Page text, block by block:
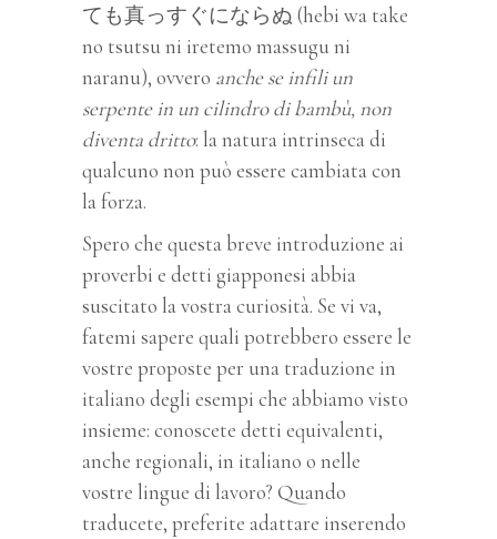
ても真っすぐにならぬ (hebi wa take
no tsutsu ni iretemo massugu ni
naranu), ovvero anche se infili un
serpente in un cilindro di bambù, non
diventa dritto: la natura intrinseca di
qualcuno non può essere cambiata con
la forza.
Spero che questa breve introduzione ai
proverbi e detti giapponesi abbia
suscitato la vostra curiosità. Se vi va,
fatemi sapere quali potrebbero essere le
vostre proposte per una traduzione in
italiano degli esempi che abbiamo visto
insieme: conoscete detti equivalenti,
anche regionali, in italiano o nelle
vostre lingue di lavoro? Quando
traducete, preferite adattare inserendo